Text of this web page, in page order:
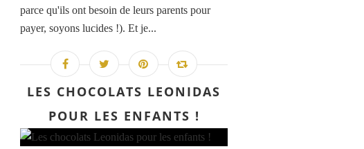
parce qu'ils ont besoin de leurs parents pour
payer, soyons lucides !). Et je...
LES CHOCOLATS LEONIDAS
POUR LES ENFANTS !